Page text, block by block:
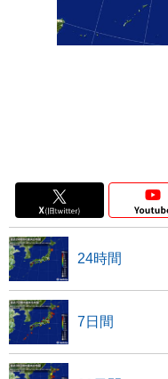
24時間
7日間